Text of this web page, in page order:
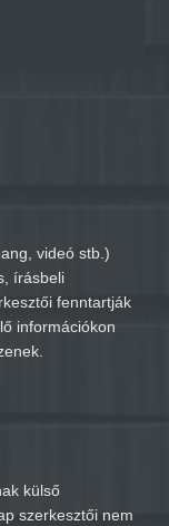
videó stb.)
írásbeli
fenntartják
információkon
külső
szerkesztői nem